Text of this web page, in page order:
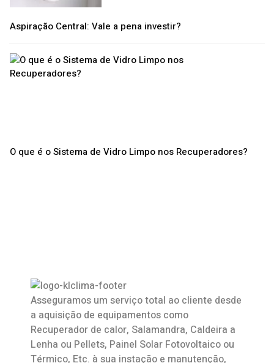
Aspiração Central: Vale a pena investir?
O que é o Sistema de Vidro Limpo nos Recuperadores?
Asseguramos um serviço total ao cliente desde
a aquisição de equipamentos como
Recuperador de calor, Salamandra, Caldeira a
Lenha ou Pellets, Painel Solar Fotovoltaico ou
Térmico, Etc. à sua instação e manutenção,